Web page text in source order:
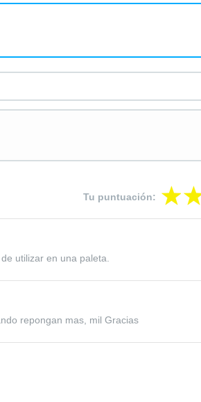
Tu puntuación:
utilizar en una paleta.
repongan mas, mil Gracias